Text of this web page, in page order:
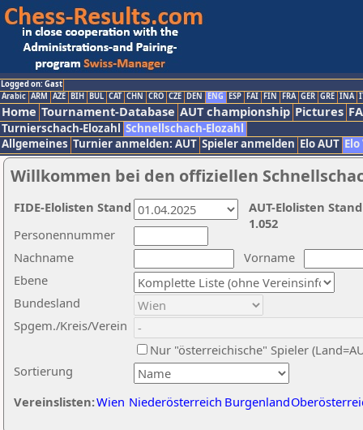
Logged on: Gast
Arabic ARM AZE BIH BUL CAT CHN CRO CZE DEN ENG ESP FAI FIN FRA GER GRE INA
Home Tournament-Database AUT championship Pictures
Turnierschach-Elozahl Schnellschach-Elozahl
Allgemeines Turnier anmelden: AUT Spieler anmelden Elo AUT
Willkommen bei den offiziellen
Nachname
Vorname
Ebene
Sortierung
Personennummer
Bundesland
Spgem./Kreis/Verein
Nur "österreichische" Spieler
Vereinslisten:Wien Niederösterreich Burgenland
AUT-Elolisten
1.052
FIDE-Elolisten Stand